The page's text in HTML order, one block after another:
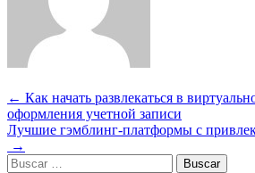
Navegación
de
entradas
← Как начать развлекаться в
оформления учетной записи
Лучшие гэмблинг-платформы с
→
Buscar: